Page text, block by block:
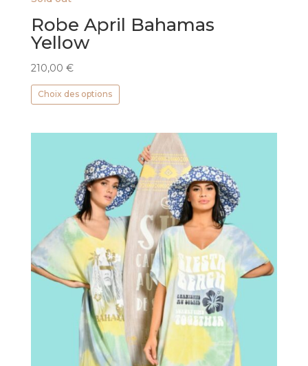
Robe April Bahamas
Yellow
210,00 €
Choix des options
Ce
plusieurs
variations.
options
peuvent
être
choisies
sur
la
page
du
produit